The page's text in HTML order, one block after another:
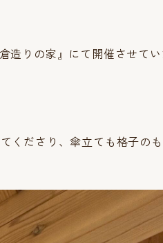
造りの家』にて開催させてい
くださり、傘立ても格子の